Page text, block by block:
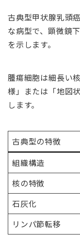
古典型甲状腺乳頭
な病型で、顕微鏡
を示します。
腫瘍細胞は細長い
様」または「地図
します。
古典型の特徴
組織構造
核の特徴
石灰化
リンパ節転移